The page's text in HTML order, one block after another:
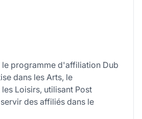
le programme d'affiliation Dub
dans les Arts, le
Loisirs, utilisant Post
des affiliés dans le